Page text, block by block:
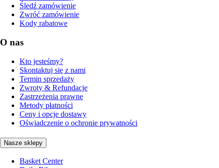
Śledź zamówienie
Zwróć zamówienie
Kody rabatowe
O nas
Kto jesteśmy?
Skontaktuj się z nami
Termin sprzedaży
Zwroty & Refundacje
Zastrzeżenia prawne
Metody płatności
Ceny i opcje dostawy
Oświadczenie o ochronie prywatności
Nasze sklepy
Basket Center